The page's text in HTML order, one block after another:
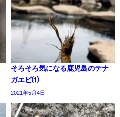
そろそろ気になる鹿児島のテナ
ガエビ⑴
2021年5月4日